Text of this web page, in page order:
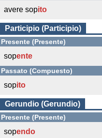
avere sopito
Participio (Participio)
Presente (Presente)
sopente
Passato (Compuesto)
sopito
Gerundio (Gerundio)
Presente (Presente)
sopendo